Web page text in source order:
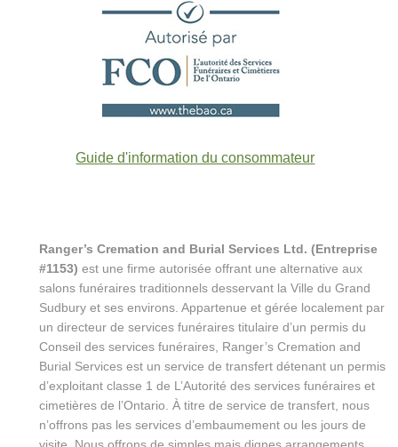
Guide d'information du consommateur
Ranger’s Cremation and Burial Services Ltd. (Entreprise
#1153) est une firme autorisée offrant une alternative aux
salons funéraires traditionnels desservant la Ville du Grand
Sudbury et ses environs. Appartenue et gérée localement par
un directeur de services funéraires titulaire d’un permis du
Conseil des services funéraires, Ranger’s Cremation and
Burial Services est un service de transfert détenant un permis
d’exploitant classe 1 de L’Autorité des services funéraires et
cimetières de l’Ontario. À titre de service de transfert, nous
n’offrons pas les services d’embaumement ou les jours de